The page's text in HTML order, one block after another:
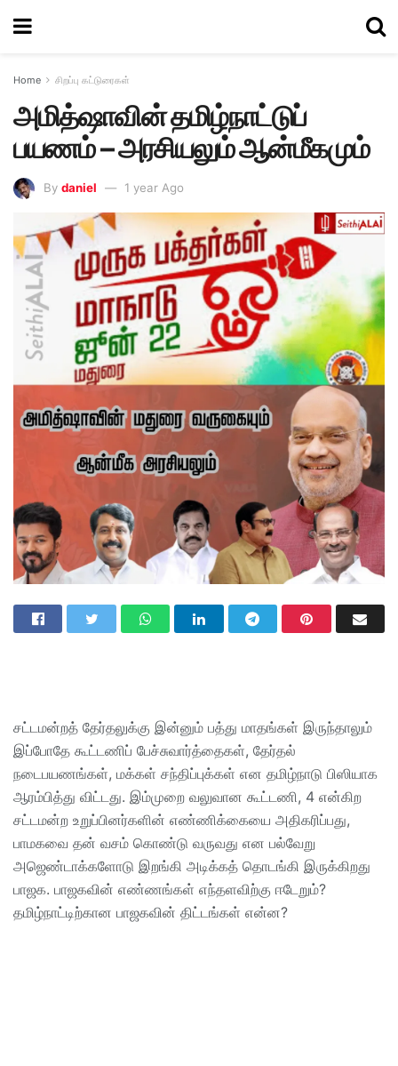
Home சிறப்பு கட்டுரைகள்
அமித்ஷாவின் தமிழ்நாட்டுப்
பயணம் – அரசியலும் ஆன்மீகமும்
By daniel 1 year Ago
சட்டமன்றத் தேர்தலுக்கு இன்னும் பத்து மாதங்கள் இருந்தாலும்
இப்போதே கூட்டணிப் பேச்சுவார்த்தைகள், தேர்தல்
நடைபயணங்கள், மக்கள் சந்திப்புக்கள் என தமிழ்நாடு பிஸியாக
ஆரம்பித்து விட்டது. இம்முறை வலுவான கூட்டணி, 4 என்கிற
சட்டமன்ற உறுப்பினர்களின் எண்ணிக்கையை அதிகரிப்பது,
பாமகவை தன் வசம் கொண்டு வருவது என பல்வேறு
அஜெண்டாக்களோடு இறங்கி அடிக்கத் தொடங்கி இருக்கிறது
பாஜக. பாஜகவின் எண்ணங்கள் எந்தளவிற்கு ஈடேறும்?
தமிழ்நாட்டிற்கான பாஜகவின் திட்டங்கள் என்ன?